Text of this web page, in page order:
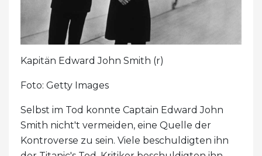
Kapitän Edward John Smith (r)
Foto: Getty Images
Selbst im Tod konnte Captain Edward John
Smith nicht't vermeiden, eine Quelle der
Kontroverse zu sein. Viele beschuldigten ihn